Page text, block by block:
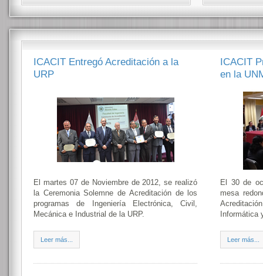
ICACIT Entregó Acreditación a la
URP
El martes 07 de Noviembre de 2012, se realizó
la Ceremonia Solemne de Acreditación de los
programas de Ingeniería Electrónica, Civil,
Mecánica e Industrial de la URP.
Leer más...
ICACIT
en la
El 30 de
mesa
Informática
Leer más...